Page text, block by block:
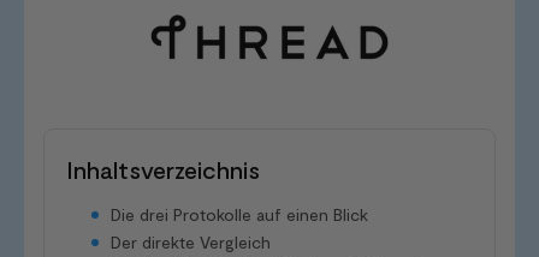
Inhaltsverzeichnis
Die drei Protokolle auf einen Blick
Der direkte Vergleich